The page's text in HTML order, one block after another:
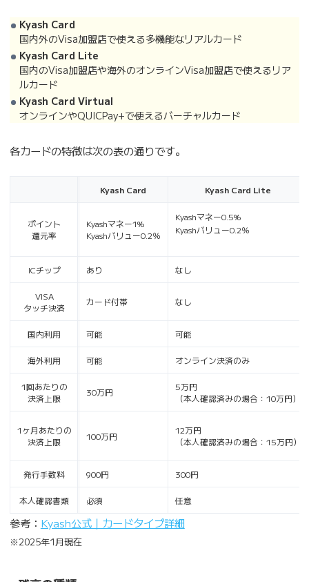
Kyash Card
国内外のVisa加盟店で使える多機能なリアルカード
Kyash Card Lite
国内のVisa加盟店や海外のオンラインVisa加盟店で使えるリア
ルカード
Kyash Card Virtual
オンラインやQUICPay+で使えるバーチャルカード
各カードの特徴は次の表の通りです。
Kyash Card Kyash Card Lite
ポイント
還元率
Kyashマネー1%
Kyashバリュー0.2％
Kyashマネー0.5%
Kyashバリュー0.2％
ICチップ あり なし
VISA
タッチ決済
カード付帯 なし
国内利用 可能 可能
海外利用 可能 オンライン決済のみ
1回あたりの
決済上限
30万円
5万円
（本人確認済みの場合：10万円）
1ヶ月あたりの
決済上限
100万円
12万円
（本人確認済みの場合：15万円）
発行手数料 900円 300円
本人確認書類 必須 任意
参考： Kyash公式｜カードタイプ詳細
※2025年1月現在